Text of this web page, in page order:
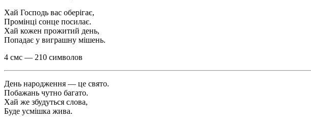
Хай Господь вас оберігає,
Промінці сонце посилає.
Хай кожен прожитий день,
Попадає у виграшну мішень.
4 смс — 210 символов
День народження — це свято.
Побажань чутно багато.
Хай же збудуться слова,
Буде усмішка жива.